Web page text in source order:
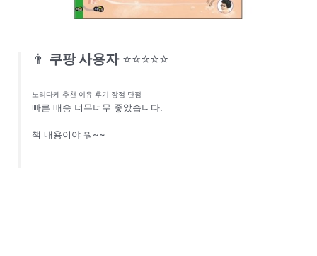
👨 쿠팡 사용자 ⭐⭐⭐⭐⭐
노리다케 추천 이유 후기 장점 단점
빠른 배송 너무너무 좋았습니다.
책 내용이야 뭐~~